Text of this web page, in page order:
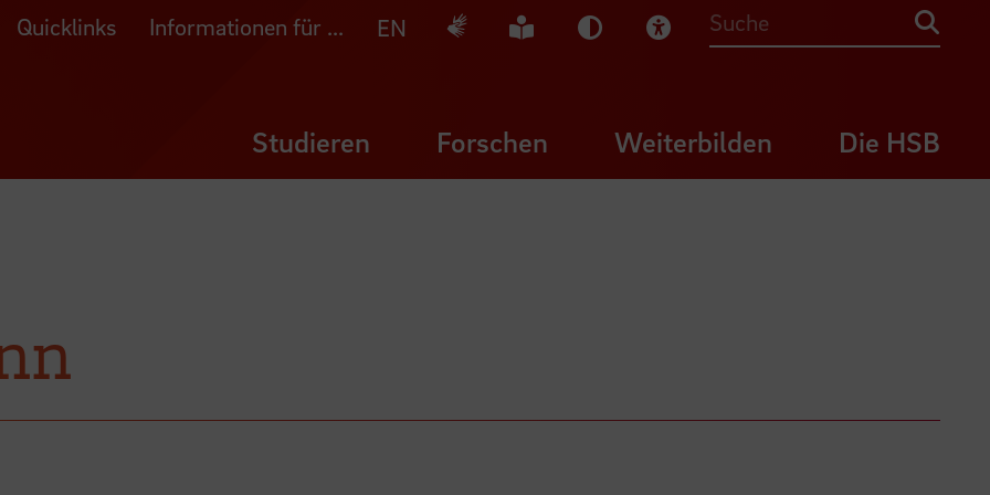
Quicklinks Informationen für ... EN Deutsche Gebärdensprache
Leichte Sprache
Dunkel-Modus
Visuelle Hilfe
Suche
Studieren Forschen Weiterbilden Die HSB